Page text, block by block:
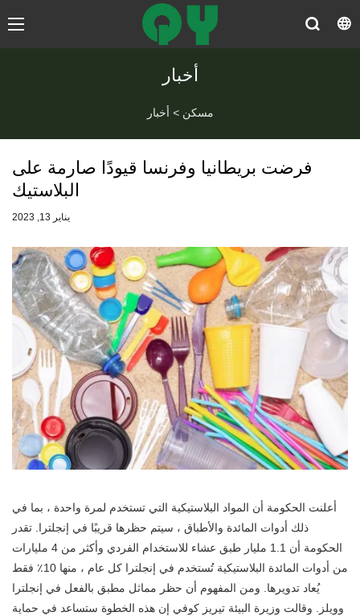
أخبار
مسكن > أخبار
فرضت بريطانيا وفرنسا قيودًا صارمة على
البلاستيك
يناير 13, 2023
أعلنت الحكومة أن المواد البلاستيكية التي تستخدم لمرة واحدة ، بما في
ذلك أدوات المائدة والأطباق ، سيتم حظرها قريبًا في إنجلترا. تقدر
الحكومة أن 1.1 مليار طبق عشاء للاستخدام الفردي وأكثر من 4 مليارات
من أدوات المائدة البلاستيكية تُستخدم في إنجلترا كل عام ، منها 10٪ فقط
يُعاد تدويرها. ومن المفهوم أن حظر مماثل مطبق بالفعل في إنجلترا
وويلز. وقالت وزيرة البيئة تيريز كوفي إن هذه الخطوة ستساعد في حماية